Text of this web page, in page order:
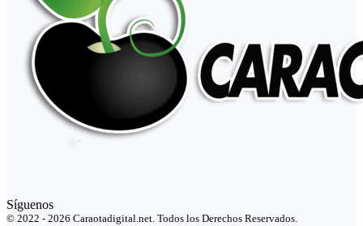
Síguenos
© 2022 - 2026 Caraotadigital.net. Todos los Derechos Reservados.